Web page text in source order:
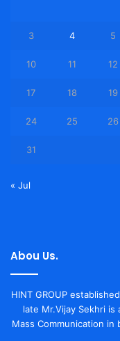
3 4 5
10 11 12
17 18 19
24 25 26
31
« Jul
Abou Us.
HINT GROUP
late Mr.Vijay Sekhri
Mass Communication